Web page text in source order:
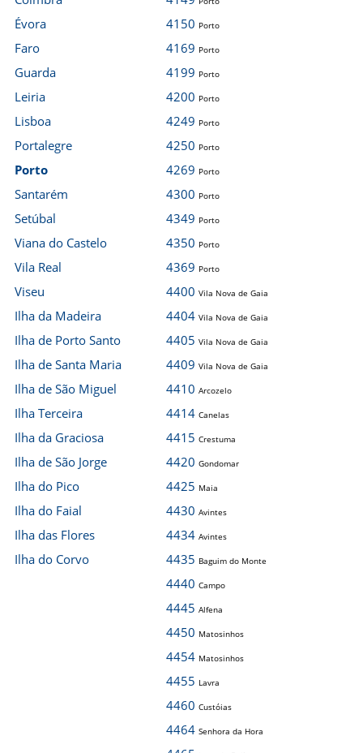
Évora
Faro
Guarda
Leiria
Lisboa
Portalegre
Porto
Santarém
Setúbal
Viana do Castelo
Vila Real
Viseu
Ilha da Madeira
Ilha de Porto Santo
Ilha de Santa Maria
Ilha de São Miguel
Ilha Terceira
Ilha da Graciosa
Ilha de São Jorge
Ilha do Pico
Ilha do Faial
Ilha das Flores
Ilha do Corvo
4150 Porto
4169 Porto
4199 Porto
4200 Porto
4249 Porto
4250 Porto
4269 Porto
4300 Porto
4349 Porto
4350 Porto
4369 Porto
4400 Vila Nova de Gaia
4404 Vila Nova de Gaia
4405 Vila Nova de Gaia
4409 Vila Nova de Gaia
4410 Arcozelo
4414 Canelas
4415 Crestuma
4420 Gondomar
4425 Maia
4430 Avintes
4434 Avintes
4435 Baguim do Monte
4440 Campo
4445 Alfena
4450 Matosinhos
4454 Matosinhos
4455 Lavra
4460 Custóias
4464 Senhora da Hora